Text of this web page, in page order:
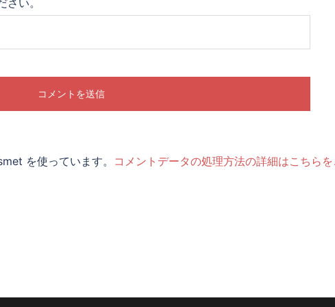
を使っています。 コメントデータの処理方法の詳細はこちら